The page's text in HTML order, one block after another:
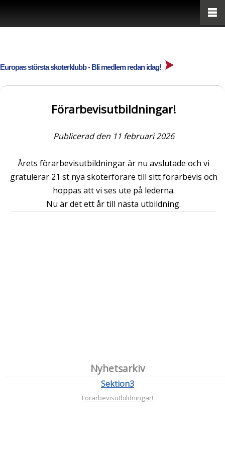
Europas största skoterklubb - Bli medlem redan idag!
Nyhetsarkiv
Sektion3
Förarbevisutbildningar!
Förarbevisutbildningar!
Publicerad den 11 februari 2026
Årets förarbevisutbildningar är nu avslutade och vi
gratulerar 21 st nya skoterförare till sitt förarbevis och
hoppas att vi ses ute på lederna.
Nu är det ett år till nästa utbildning.